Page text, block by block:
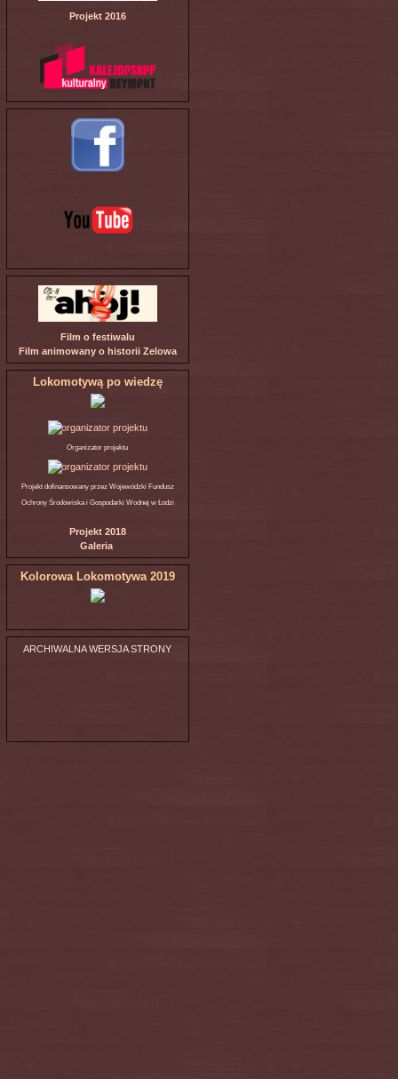
Projekt 2016
Film o festiwalu
Film animowany o historii Zelowa
Lokomotywą po wiedzę
Organizator projektu
Projekt dofinansowany przez Wojewódzki Fundusz
Ochrony Środowiska i Gospodarki Wodnej w Łodzi
Projekt 2018
Galeria
Kolorowa Lokomotywa 2019
ARCHIWALNA WERSJA STRONY